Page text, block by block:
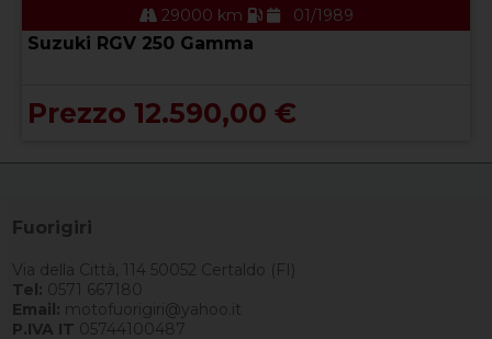
29000 km 01/1989
Suzuki RGV 250 Gamma
Prezzo 12.590,00 €
Fuorigiri
Via della Città, 114 50052 Certaldo (FI)
Tel: 0571 667180
Email: motofuorigiri@yahoo.it
P.IVA IT 05744100487